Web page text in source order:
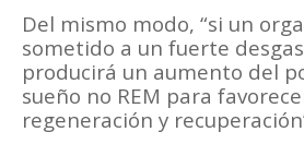
Del mismo modo, “si un
sometido a un fuerte
producirá un aumento del
sueño no REM para
regeneración y